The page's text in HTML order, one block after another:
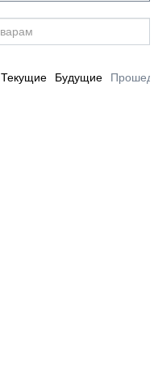
Текущие Будущие